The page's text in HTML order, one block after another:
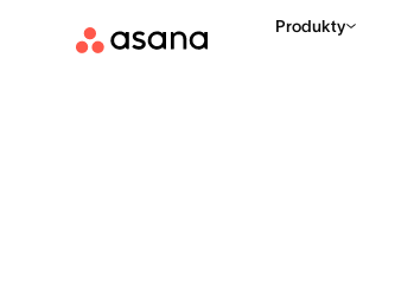
Produkty